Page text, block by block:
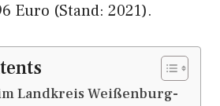
Euro (Stand: 2021).
Landkreis Weißenburg-